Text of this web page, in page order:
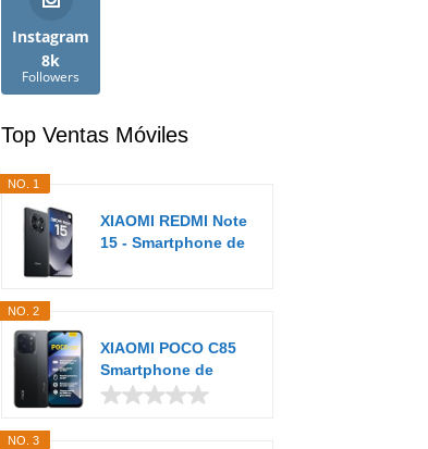
Instagram
8k
Followers
Top Ventas Móviles
NO. 1
XIAOMI REDMI Note
15 - Smartphone de
NO. 2
XIAOMI POCO C85
Smartphone de
6+128GB Negro...
NO. 3